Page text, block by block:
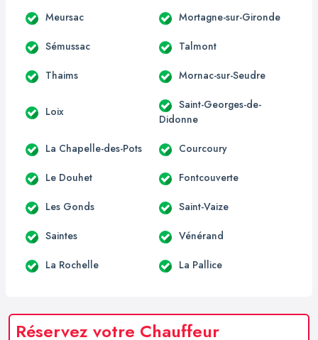
Meursac Mortagne-sur-Gironde
Sémussac Talmont
Thaims Mornac-sur-Seudre
Loix
Saint-Georges-de-
Didonne
La Chapelle-des-Pots Courcoury
Le Douhet Fontcouverte
Les Gonds Saint-Vaize
Saintes Vénérand
La Rochelle La Pallice
Réservez votre Chauffeur